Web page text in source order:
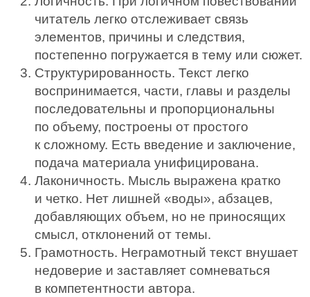
читатель легко отслеживает связь
элементов, причины и следствия,
постепенно погружается в тему или сюжет.
Структурированность. Текст легко
воспринимается, части, главы и разделы
последовательны и пропорциональны
по объему, построены от простого
к сложному. Есть введение и заключение,
подача материала унифицирована.
Лаконичность. Мысль выражена кратко
и четко. Нет лишней «воды», абзацев,
добавляющих объем, но не приносящих
смысл, отклонений от темы.
Грамотность. Неграмотный текст внушает
недоверие и заставляет сомневаться
в компетентности автора.